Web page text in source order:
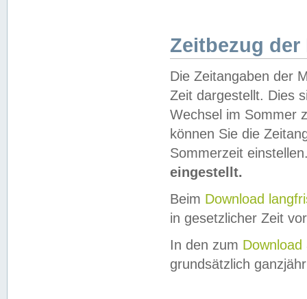
Zeitbezug der
Die Zeitangaben der
Zeit dargestellt. Dies
Wechsel im Sommer
können Sie die
Sommerzeit
eingestellt.
Beim Download
in gesetzlicher Zeit
In den zum Download
grundsätzlich